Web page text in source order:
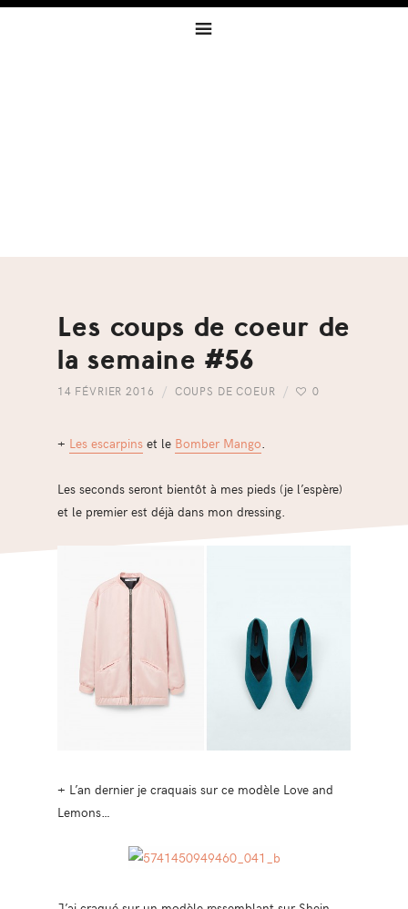
Les coups de coeur de
la semaine #56
14 FÉVRIER 2016 COUPS DE COEUR 0
+ Les escarpinset le Bomber Mango.
Les seconds seront bientôt à mes pieds (je l’espère)
et le premier est déjà dans mon dressing.
+ L’an dernier je craquais sur ce modèle Love and
Lemons…